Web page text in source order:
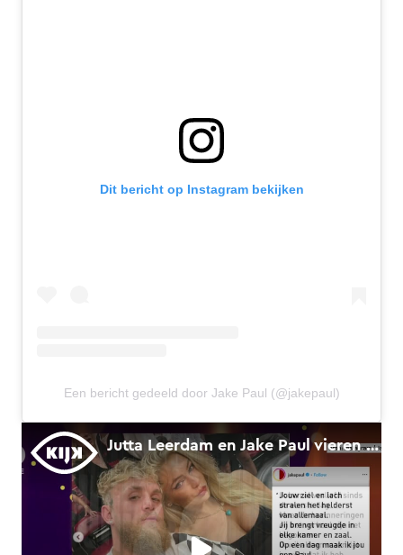
Dit bericht op Instagram bekijken
Een bericht gedeeld door Jake Paul (@jakepaul)